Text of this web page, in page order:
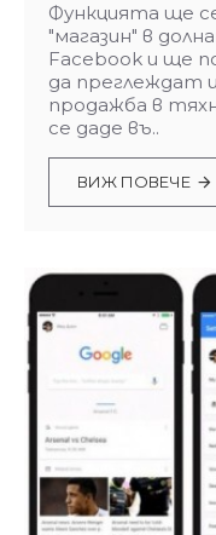
Функцията ще
"магазин" в
Facebook и ще
да преглеждат
продажба в
се даде въ..
ВИЖ ПОВЕЧЕ